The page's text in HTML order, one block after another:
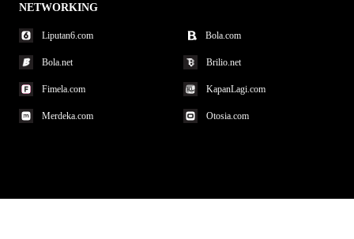
NETWORKING
Liputan6.com Bola.com
Bola.net Brilio.net
Fimela.com KapanLagi.com
Merdeka.com Otosia.com